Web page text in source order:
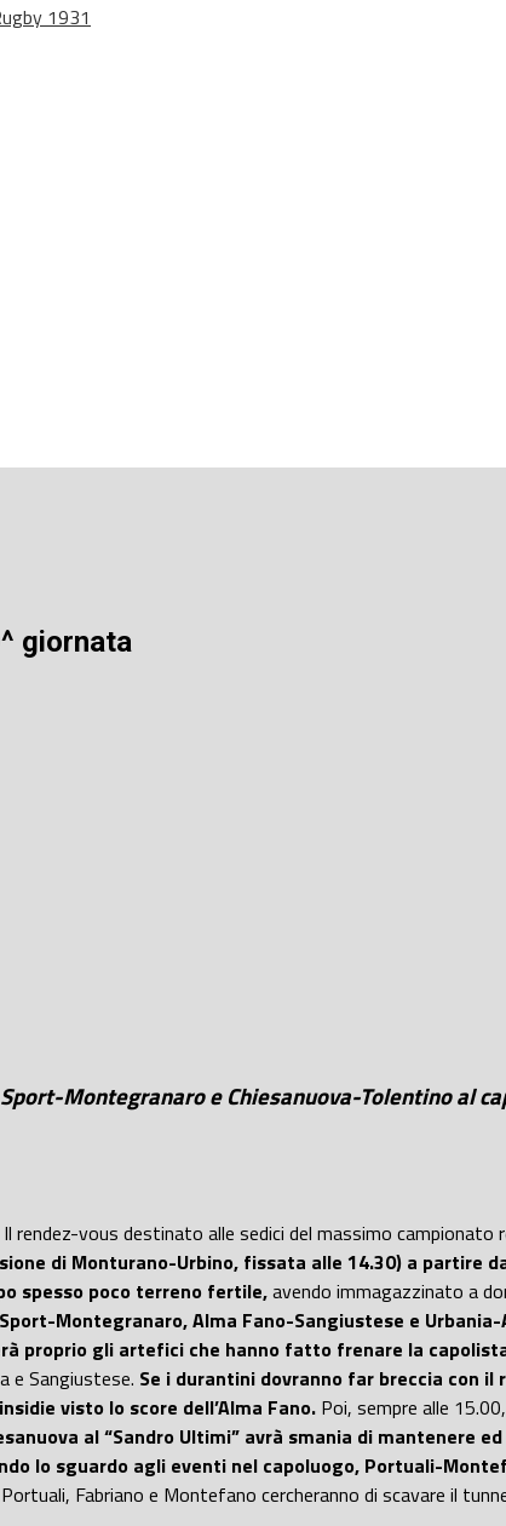
1931
giornata
Montegranaro e Chiesanuova-Tolentino al
Il rendez-vous destinato alle sedici del massimo
di Monturano-Urbino, fissata alle 14.30) a partire
spesso poco terreno fertile,avendo immagazzinato a
Montegranaro, Alma Fano-Sangiustese e
proprio gli artefici che hanno fatto frenare la
e Sangiustese. Se i durantini dovranno far breccia con
visto lo score dell’Alma Fano. Poi, sempre alle
al “Sandro Ultimi” avrà smania di mantenere
lo sguardo agli eventi nel capoluogo, Portuali-
Fabriano e Montefano cercheranno di scavare il